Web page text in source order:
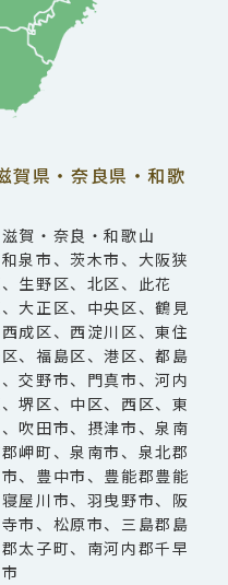
賀県・奈良県・和歌
賀・奈良・和歌山
泉市、茨木市、大阪狭
生野区、北区、此花
大正区、中央区、鶴見
成区、西淀川区、東住
、福島区、港区、都島
交野市、門真市、河内
堺区、中区、西区、東
吹田市、摂津市、泉南
岬町、泉南市、泉北郡
、豊中市、豊能郡豊能
屋川市、羽曳野市、阪
市、松原市、三島郡島
太子町、南河内郡千早